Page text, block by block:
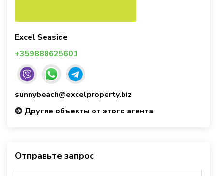
Excel Seaside
+359888625601
sunnybeach@excelproperty.biz
Другие объекты от этого агента
Отправьте запрос